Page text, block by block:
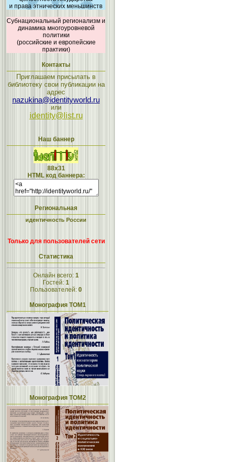
и права этнических меньшинств
Субнациональный регионализм и
динамика многоуровневой
политики
(российские и европейские
практики)
Контакты
Приглашаем присылать в
библиотеку свои публикации на
адрес
nazukina@identityworld.ru
или
identity@list.ru
Наш баннер
88x31
HTML код баннера:
Региональная
идентичность России
Только для пользователей сети
Статистика
Онлайн всего: 1
Гостей: 1
Пользователей: 0
Монография ТОМ1
Монография ТОМ2